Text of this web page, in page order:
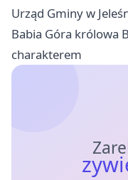
Urząd Gminy w
Babia Góra królowa
charakterem